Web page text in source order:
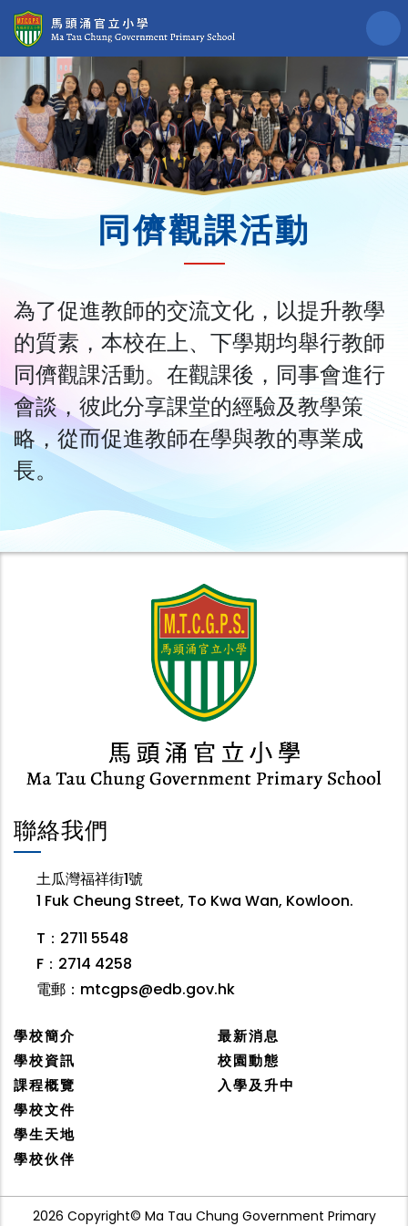
同儕觀課活動
為了促進教師的交流文化，以提升教學
的質素，本校在上、下學期均舉行教師
同儕觀課活動。在觀課後，同事會進行
會談，彼此分享課堂的經驗及教學策
略，從而促進教師在學與教的專業成
長。
聯絡我們
土瓜灣福祥街1號
1 Fuk Cheung Street, To Kwa Wan, Kowloon.
T：2711 5548
F：2714 4258
電郵： mtcgps@edb.gov.hk
學校簡介
學校資訊
課程概覽
學校文件
學生天地
學校伙伴
最新消息
校園動態
入學及升中
2026 Copyright© Ma Tau Chung Government Primary